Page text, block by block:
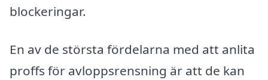
blockeringar.
En av de största fördelarna med att anlita
proffs för avloppsrensning är att de kan